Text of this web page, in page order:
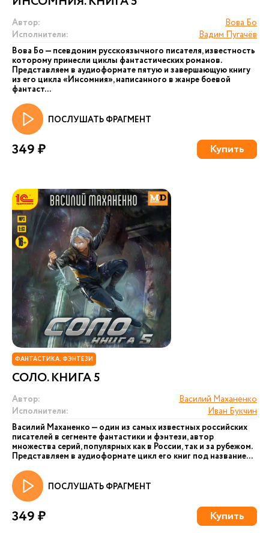
Автор:
Вова Бо
Исполнители:
Вадим Пугачёв
Вова Бо — псевдоним русскоязычного писателя, известность
которому принесли циклы фантастических романов.
Представляем в аудиоформате пятую и завершающую книгу
из его цикла «Инсомния», написанного в жанре боевой
фантаст...
ПОСЛУШАТЬ ФРАГМЕНТ
349 ₽ Купить
ФАНТАСТИКА. ФЭНТЕЗИ
СОЛО. КНИГА 5
Автор:
Василий Маханенко
Исполнители:
Иван Букчин
Василий Маханенко — один из самых известных российских
писателей в сегменте фантастики и фэнтези, автор
множества серий, популярных как в России, так и за рубежом.
Представляем в аудиоформате цикл его книг под название...
ПОСЛУШАТЬ ФРАГМЕНТ
349 ₽ Купить